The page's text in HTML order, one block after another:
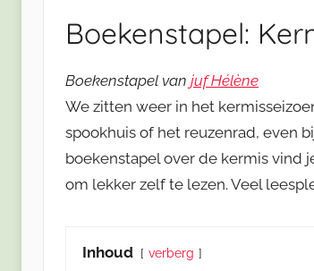
Boekenstapel:
Boekenstapel van juf Hélène
We zitten weer in het
spookhuis of het reuzenrad, even
boekenstapel over de kermis vind
om lekker zelf te lezen. Veel
Inhoud verberg